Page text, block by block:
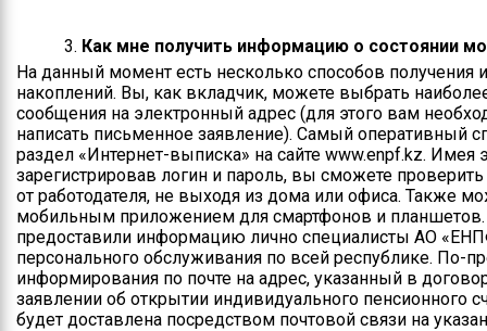
Как мне получить информацию о состоянии
На данный момент есть несколько способов получения
накоплений. Вы, как вкладчик, можете выбрать
сообщения на электронный адрес (для этого вам
написать письменное заявление). Самый оперативный
раздел «Интернет-выписка» на сайте www.enpf.kz.
зарегистрировав логин и пароль, вы сможете
от работодателя, не выходя из дома или офиса. Также
мобильным приложением для смартфонов и планшетов.
предоставили информацию лично специалисты АО
персонального обслуживания по всей республике. По-
информирования по почте на адрес, указанный в
заявлении об открытии индивидуального пенсионного
будет доставлена посредством почтовой связи на